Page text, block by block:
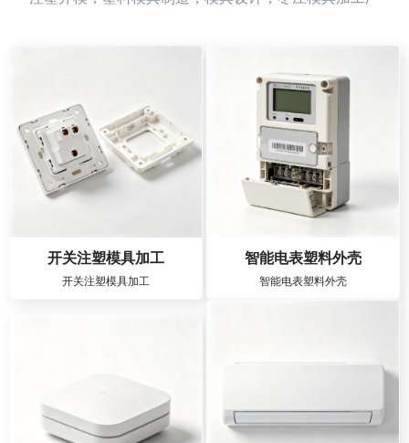
开关注塑模具加工
开关注塑模具加工
智能电表塑料外壳
智能电表塑料外壳